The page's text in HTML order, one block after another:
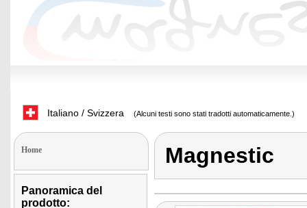
Italiano / Svizzera (Alcuni testi sono stati tradotti automaticamente.)
Home
Panoramica del
prodotto:
Magnestic